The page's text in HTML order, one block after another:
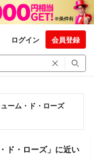
ログイン 会員登録
ーム・ド・ローズ
ド・ローズ」に近い